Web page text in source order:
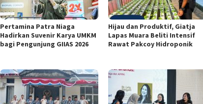
Pertamina Patra Niaga
Hadirkan Suvenir Karya UMKM
bagi Pengunjung GIIAS 2026
Hijau dan Produktif, Giatja
Lapas Muara Beliti Intensif
Rawat Pakcoy Hidroponik